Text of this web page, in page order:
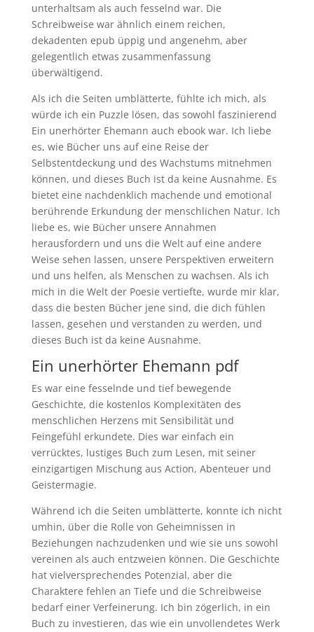
unterhaltsam als auch fesselnd war. Die
Schreibweise war ähnlich einem reichen,
dekadenten epub üppig und angenehm, aber
gelegentlich etwas zusammenfassung
überwältigend.
Als ich die Seiten umblätterte, fühlte ich mich, als
würde ich ein Puzzle lösen, das sowohl faszinierend
Ein unerhörter Ehemann auch ebook war. Ich liebe
es, wie Bücher uns auf eine Reise der
Selbstentdeckung und des Wachstums mitnehmen
können, und dieses Buch ist da keine Ausnahme. Es
bietet eine nachdenklich machende und emotional
berührende Erkundung der menschlichen Natur. Ich
liebe es, wie Bücher unsere Annahmen
herausfordern und uns die Welt auf eine andere
Weise sehen lassen, unsere Perspektiven erweitern
und uns helfen, als Menschen zu wachsen. Als ich
mich in die Welt der Poesie vertiefte, wurde mir klar,
dass die besten Bücher jene sind, die dich fühlen
lassen, gesehen und verstanden zu werden, und
dieses Buch ist da keine Ausnahme.
Ein unerhörter Ehemann pdf
Es war eine fesselnde und tief bewegende
Geschichte, die kostenlos Komplexitäten des
menschlichen Herzens mit Sensibilität und
Feingefühl erkundete. Dies war einfach ein
verrücktes, lustiges Buch zum Lesen, mit seiner
einzigartigen Mischung aus Action, Abenteuer und
Geistermagie.
Während ich die Seiten umblätterte, konnte ich nicht
umhin, über die Rolle von Geheimnissen in
Beziehungen nachzudenken und wie sie uns sowohl
vereinen als auch entzweien können. Die Geschichte
hat vielversprechendes Potenzial, aber die
Charaktere fehlen an Tiefe und die Schreibweise
bedarf einer Verfeinerung. Ich bin zögerlich, in ein
Buch zu investieren, das wie ein unvollendetes Werk